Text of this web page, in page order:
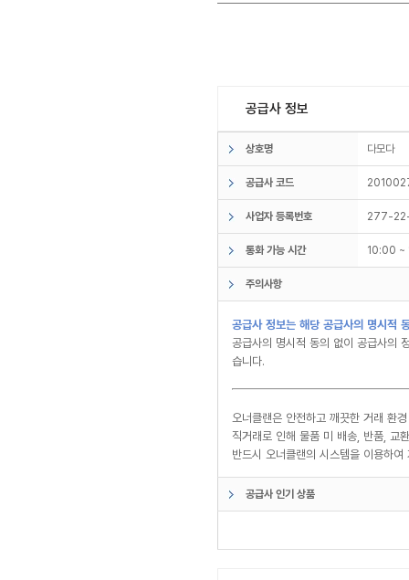
공급사 정보
상호명 다모다
공급사 코드
사업자 등록번호 277-
통화 가능 시간 10:00
주의사항
공급사 정보는 해당 공급사의 명시적
공급사의 명시적 동의 없이 공급사의
습니다.
오너클랜은 안전하고 깨끗한 거래 환
직거래로 인해 물품 미 배송, 반품, 교
반드시 오너클랜의 시스템을 이용하
공급사 인기 상품